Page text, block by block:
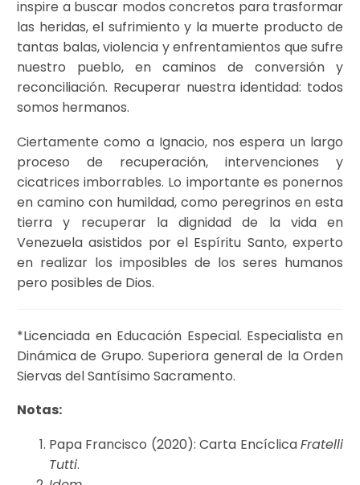
inspire a buscar modos concretos para trasformar
las heridas, el sufrimiento y la muerte producto de
tantas balas, violencia y enfrentamientos que sufre
nuestro pueblo, en caminos de conversión y
reconciliación. Recuperar nuestra identidad: todos
somos hermanos.
Ciertamente como a Ignacio, nos espera un largo
proceso de recuperación, intervenciones y
cicatrices imborrables. Lo importante es ponernos
en camino con humildad, como peregrinos en esta
tierra y recuperar la dignidad de la vida en
Venezuela asistidos por el Espíritu Santo, experto
en realizar los imposibles de los seres humanos
pero posibles de Dios.
*Licenciada en Educación Especial. Especialista en
Dinámica de Grupo. Superiora general de la Orden
Siervas del Santísimo Sacramento.
Notas:
Papa Francisco (2020): Carta EncíclicaFratelli
Tutti.